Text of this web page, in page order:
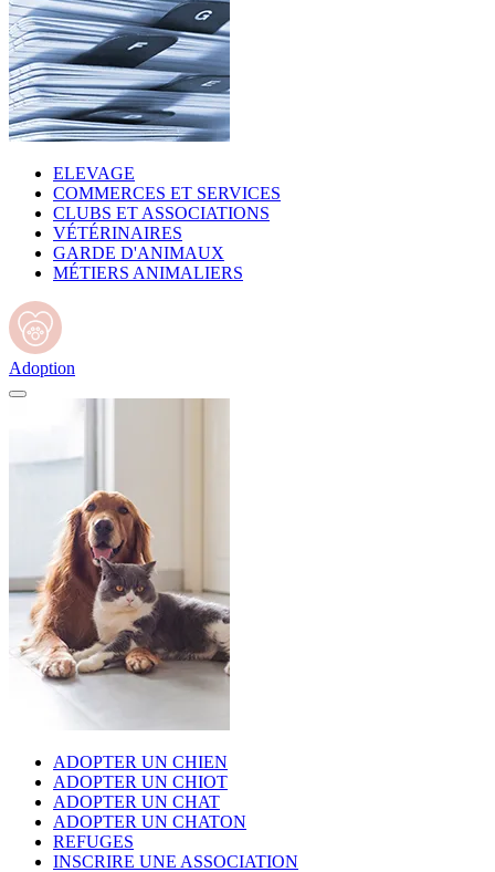
ELEVAGE
COMMERCES ET SERVICES
CLUBS ET ASSOCIATIONS
VÉTÉRINAIRES
GARDE D'ANIMAUX
MÉTIERS ANIMALIERS
Adoption
ADOPTER UN CHIEN
ADOPTER UN CHIOT
ADOPTER UN CHAT
ADOPTER UN CHATON
REFUGES
INSCRIRE UNE ASSOCIATION